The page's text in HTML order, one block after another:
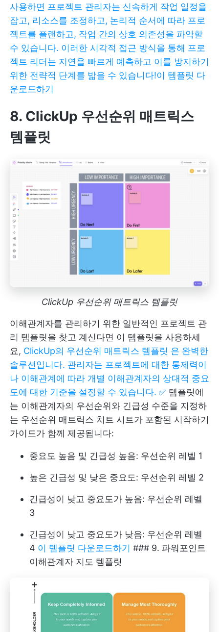
사용하면 프로젝트 관리자는 신속하게 작업 일정을
잡고, 리소스를 조정하고, 논리적 순서에 따라 프로
젝트를 플랜하고, 작업 간의 상호 의존성을 파악할
수 있습니다. 이러한 시각적 접근 방식을 통해 프로
젝트 리더는 지연을 빠르게 예측하고 이를 방지하기
위한 전략적 단계를 밟을 수 있습니다!이 템플릿 다
운로드하기
8. ClickUp 우선순위 매트릭스
템플릿
ClickUp 우선순위 매트릭스 템플릿
이해관계자를 관리하기 위한 일반적인 프로젝트 관
리 템플릿을 찾고 계신다면 이 템플릿을 사용하세
요, ClickUp의 우선순위 매트릭스 템플릿 은 완벽한
솔루션입니다. 관리자는 프로젝트에 대한 통제력이
나 이해관계에 따라 개별 이해관계자의 상대적 중요
도에 대한 기준을 설정할 수 있습니다. ✅ 템플릿에
는 이해관계자의 우선순위와 긴급성 수준을 지정하
는 우선순위 매트릭스 치트 시트가 포함된 시작하기
가이드가 함께 제공됩니다:
중요도 높음 및 긴급성 높음: 우선순위 레벨 1
높은 긴급성 및 낮은 중요도: 우선순위 레벨 2
긴급성이 낮고 중요도가 높음: 우선순위 레벨
3
긴급성이 낮고 중요도가 낮음: 우선순위 레벨
4 이 템플릿 다운로드하기 ### 9. 파워포인트
이해관계자 지도 템플릿